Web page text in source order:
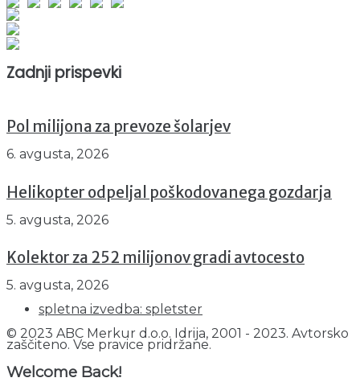
Zadnji prispevki
Pol milijona za prevoze šolarjev
6. avgusta, 2026
Helikopter odpeljal poškodovanega gozdarja
5. avgusta, 2026
Kolektor za 252 milijonov gradi avtocesto
5. avgusta, 2026
spletna izvedba: spletster
© 2023 ABC Merkur d.o.o. Idrija, 2001 - 2023. Avtorsko
zaščiteno. Vse pravice pridržane.
Welcome Back!